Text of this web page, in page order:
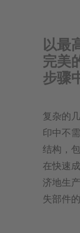
以最
完美
步骤
复杂的
印中不
结构，
在快速
济地生
失部件